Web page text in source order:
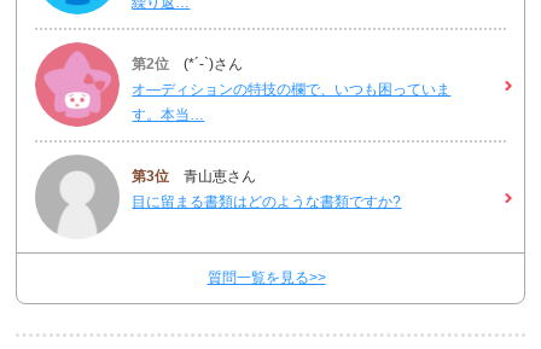
第2位 (*´-`)さん
オ―ディションの特技の欄で、いつも困っていま
す。本当…
第3位 青山恵さん
目に留まる書類はどのような書類ですか?
質問一覧を見る>>